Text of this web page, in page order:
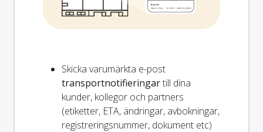
Skicka varumärkta e-post
transportnotifieringartill dina
kunder, kollegor och partners
(etiketter, ETA, ändringar, avbokningar,
registreringsnummer, dokument etc)